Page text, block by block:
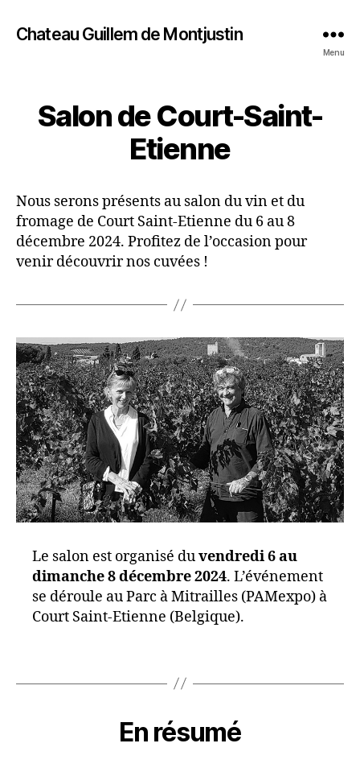
Chateau Guillem de Montjustin
Menu
Salon de Court-Saint-
Etienne
Nous serons présents au salon du vin et du
fromage de Court Saint-Etienne du 6 au 8
décembre 2024. Profitez de l’occasion pour
venir découvrir nos cuvées !
Le salon est organisé duvendredi 6 au
dimanche 8 décembre 2024. L’événement
se déroule au Parc à Mitrailles (PAMexpo) à
Court Saint-Etienne (Belgique).
En résumé